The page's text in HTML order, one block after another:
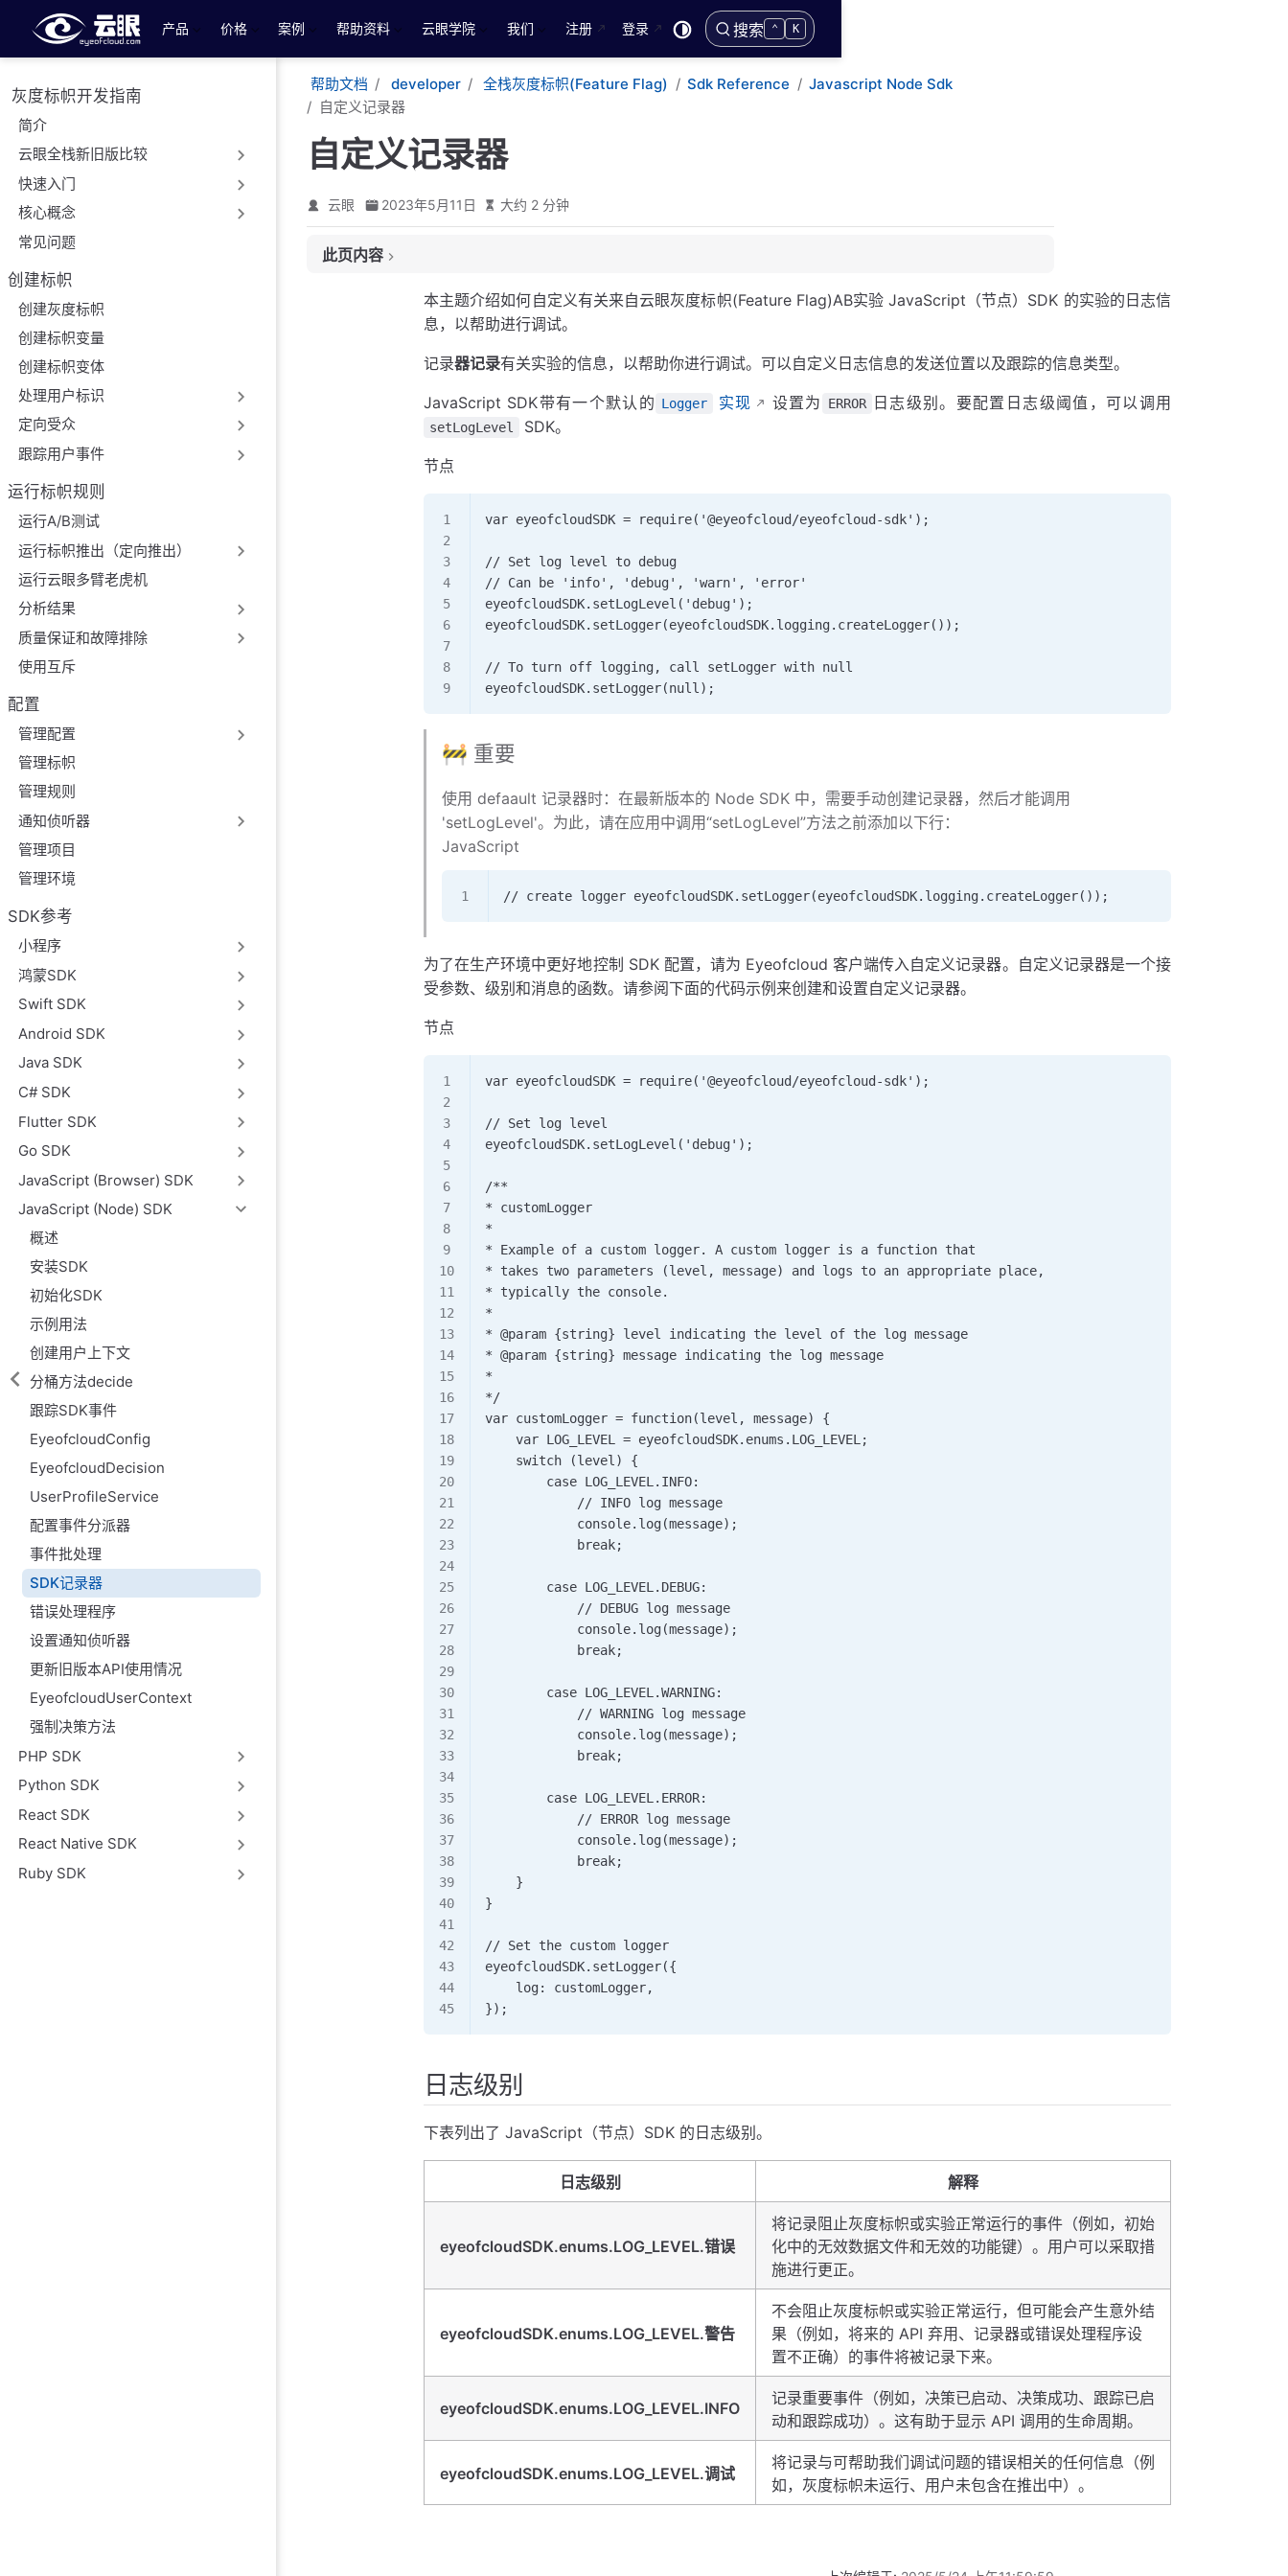
跳至主要內容
产品
价格 案例 帮助资料 云眼学院 我们 注册 登录 搜索 ⌃ K
灰度标帜开发指南
简介
云眼全栈新旧版比较
快速入门
核心概念
常见问题
创建标帜
创建灰度标帜
创建标帜变量
创建标帜变体
处理用户标识
定向受众
跟踪用户事件
运行标帜规则
运行A/B测试
运行标帜推出（定向推出）
运行云眼多臂老虎机
分析结果
质量保证和故障排除
使用互斥
配置
管理配置
管理标帜
管理规则
通知侦听器
管理项目
管理环境
SDK参考
小程序
鸿蒙SDK
Swift SDK
Android SDK
Java SDK
C# SDK
Flutter SDK
Go SDK
JavaScript (Browser) SDK
JavaScript (Node) SDK
概述
安装SDK
初始化SDK
示例用法
创建用户上下文
分桶方法decide
跟踪SDK事件
EyeofcloudConfig
EyeofcloudDecision
UserProfileService
配置事件分派器
事件批处理
SDK记录器
错误处理程序
设置通知侦听器
更新旧版本API使用情况
EyeofcloudUserContext
强制决策方法
PHP SDK
Python SDK
React SDK
React Native SDK
Ruby SDK
帮助文档 developer 全栈灰度标帜(Feature Flag) Sdk Reference
Javascript Node Sdk
自定义记录器
自定义记录器
云眼 2023年5月11日 大约 2 分钟
此页内容
本主题介绍如何自定义有关来自云眼灰度标帜(Feature Flag)AB实验 JavaScript（节点）SDK 的实验的日志信
息，以帮助进行调试。
记录器记录有关实验的信息，以帮助你进行调试。可以自定义日志信息的发送位置以及跟踪的信息类型。
JavaScript SDK带有一个默认的 Logger 实现 设置为 ERROR 日志级别。要配置日志级阈值，可以调用
setLogLevel SDK。
节点
var eyeofcloudSDK = require('@eyeofcloud/eyeofcloud-sdk');
// Set log level to debug
// Can be 'info', 'debug', 'warn', 'error'
eyeofcloudSDK.setLogLevel('debug');
eyeofcloudSDK.setLogger(eyeofcloudSDK.logging.createLogger());
// To turn off logging, call setLogger with null
eyeofcloudSDK.setLogger(null);
🚧 重要
使用 defaault 记录器时：在最新版本的 Node SDK 中，需要手动创建记录器，然后才能调用
'setLogLevel'。为此，请在应用中调用“setLogLevel”方法之前添加以下行：
JavaScript
// create logger eyeofcloudSDK.setLogger(eyeofcloudSDK.logging.createLogger());
为了在生产环境中更好地控制 SDK 配置，请为 Eyeofcloud 客户端传入自定义记录器。自定义记录器是一个接
受参数、级别和消息的函数。请参阅下面的代码示例来创建和设置自定义记录器。
节点
var eyeofcloudSDK = require('@eyeofcloud/eyeofcloud-sdk');
// Set log level
eyeofcloudSDK.setLogLevel('debug');
/**
* customLogger
*
* Example of a custom logger. A custom logger is a function that
* takes two parameters (level, message) and logs to an appropriate place,
* typically the console.
*
* @param {string} level indicating the level of the log message
* @param {string} message indicating the log message
*
*/
var customLogger = function(level, message) {
    var LOG_LEVEL = eyeofcloudSDK.enums.LOG_LEVEL;
    switch (level) {
        case LOG_LEVEL.INFO:
            // INFO log message
            console.log(message);
            break;
        case LOG_LEVEL.DEBUG:
            // DEBUG log message
            console.log(message);
            break;
        case LOG_LEVEL.WARNING:
            // WARNING log message
            console.log(message);
            break;
        case LOG_LEVEL.ERROR:
            // ERROR log message
            console.log(message);
            break;
    }
}
// Set the custom logger
eyeofcloudSDK.setLogger({
    log: customLogger,
});
日志级别
下表列出了 JavaScript（节点）SDK 的日志级别。
日志级别 解释
eyeofcloudSDK.enums.LOG_LEVEL.错误
将记录阻止灰度标帜或实验正常运行的事件（例如，初始
化中的无效数据文件和无效的功能键）。用户可以采取措
施进行更正。
eyeofcloudSDK.enums.LOG_LEVEL.警告
不会阻止灰度标帜或实验正常运行，但可能会产生意外结
果（例如，将来的 API 弃用、记录器或错误处理程序设
置不正确）的事件将被记录下来。
eyeofcloudSDK.enums.LOG_LEVEL.INFO
记录重要事件（例如，决策已启动、决策成功、跟踪已启
动和跟踪成功）。这有助于显示 API 调用的生命周期。
eyeofcloudSDK.enums.LOG_LEVEL.调试
将记录与可帮助我们调试问题的错误相关的任何信息（例
如，灰度标帜未运行、用户未包含在推出中）。